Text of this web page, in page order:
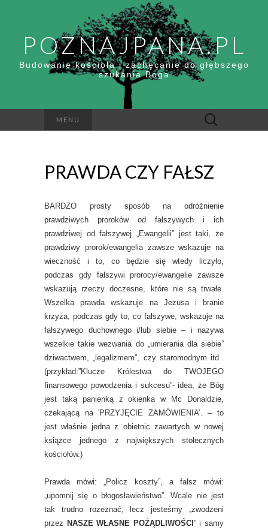
POZNAJPANA.PL
Budowanie kościoła i zachęcanie do głębszego
szukania Boga
MENU Szukaj:
PRAWDA CZY FAŁSZ
BARDZO prosty sposób na odróżnienie
prawdziwych proroków od fałszywych i ich
prawdziwej od fałszywej „Ewangelii” jest taki, że
prawdziwy prorok/ewangelia zawsze wskazuje na
wieczność i to, co będzie się wtedy liczyło,
podczas gdy fałszywi prorocy/ewangelie zawsze
wskazują rzeczy doczesne, które nie są trwałe.
Wszelka prawda wskazuje na Jezusa i branie
krzyża, podczas gdy to, co fałszywe, wskazuje na
fałszywego duchownego i/lub siebie – i nazywa
wszelkie takie wezwania do „umierania dla siebie”
dziwactwem, „legalizmem”, czy staromodnym itd..
(przykład:”Klucze Królestwa do TWOJEGO
finansowego powodzenia i sukcesu”- idea, że Bóg
jest taką panienką z okienka w Mc Donaldzie,
czekającą na 'PRZYJĘCIE ZAMÓWIENIA’. – to
jest właśnie jedna z obietnic zawartych w nowej
książce jednego z największych stołecznych
kościołów.)
Prawda mówi: „Policz koszty”, a fałsz mówi:
„upomnij się o błogosławieństwo”. Wcale nie jest
tak trudno rozeznać, lecz jesteśmy „zwodzeni
przez NASZE WŁASNE POŻĄDLIWOŚCI ” i samy